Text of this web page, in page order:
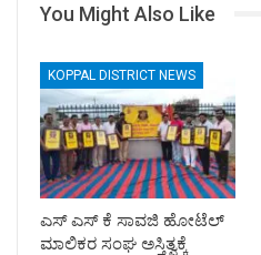
You Might Also Like
KOPPAL DISTRICT NEWS
ಎಸ್ ಎಸ್ ಕೆ ಸಾವಜಿ ಹೋಟೆಲ್
ಮಾಲಿಕರ ಸಂಘ ಅಸ್ತಿತ್ವಕ್ಕೆ